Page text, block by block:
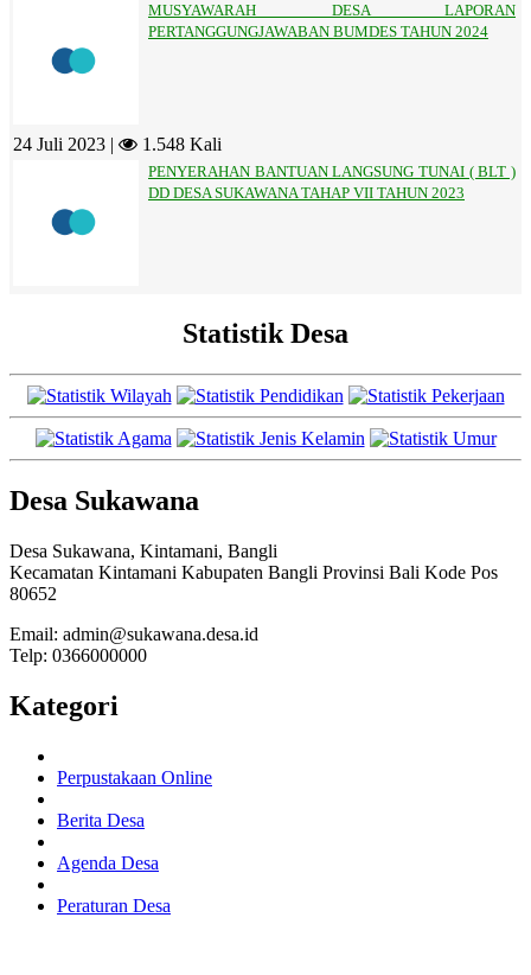
MUSYAWARAH DESA LAPORAN
PERTANGGUNGJAWABAN BUMDES TAHUN 2024
24 Juli 2023 | 1.548 Kali
PENYERAHAN BANTUAN LANGSUNG TUNAI ( BLT )
DD DESA SUKAWANA TAHAP VII TAHUN 2023
Statistik Desa
Desa Sukawana
Desa Sukawana, Kintamani, Bangli
Kecamatan Kintamani Kabupaten Bangli Provinsi Bali Kode Pos
80652
Email: admin@sukawana.desa.id
Telp: 0366000000
Kategori
Perpustakaan Online
Berita Desa
Agenda Desa
Peraturan Desa